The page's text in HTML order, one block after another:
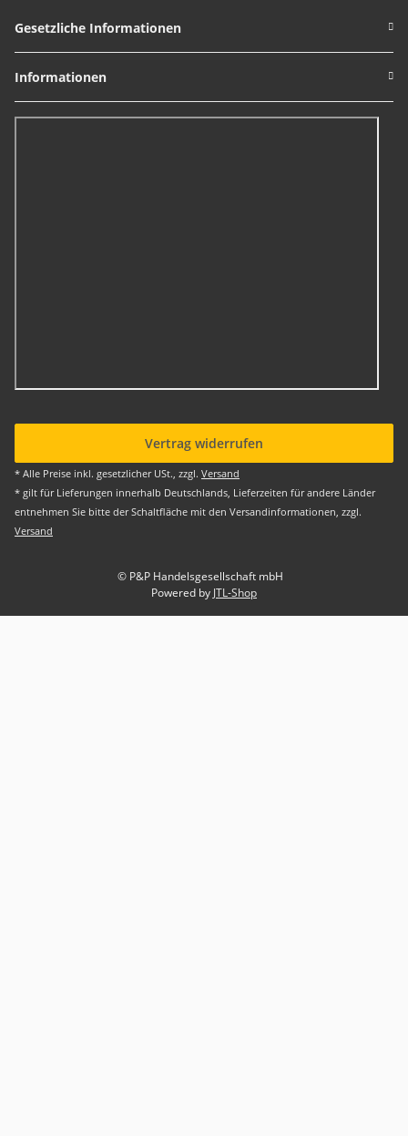
Gesetzliche Informationen
Informationen
Vertrag widerrufen
* Alle Preise inkl. gesetzlicher USt., zzgl. Versand
* gilt für Lieferungen innerhalb Deutschlands, Lieferzeiten für andere Länder
entnehmen Sie bitte der Schaltfläche mit den Versandinformationen, zzgl.
Versand
© P&P Handelsgesellschaft mbH
Powered by JTL-Shop